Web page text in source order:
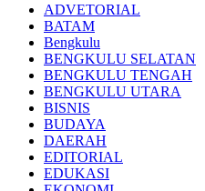
ADVETORIAL
BATAM
Bengkulu
BENGKULU SELATAN
BENGKULU TENGAH
BENGKULU UTARA
BISNIS
BUDAYA
DAERAH
EDITORIAL
EDUKASI